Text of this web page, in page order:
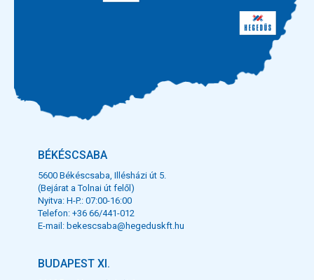
BÉKÉSCSABA
5600 Békéscsaba, Illésházi út 5.
(Bejárat a Tolnai út felől)
Nyitva: H-P.: 07:00-16:00
Telefon: +36 66/441-012
E-mail: bekescsaba@hegeduskft.hu
BUDAPEST XI.